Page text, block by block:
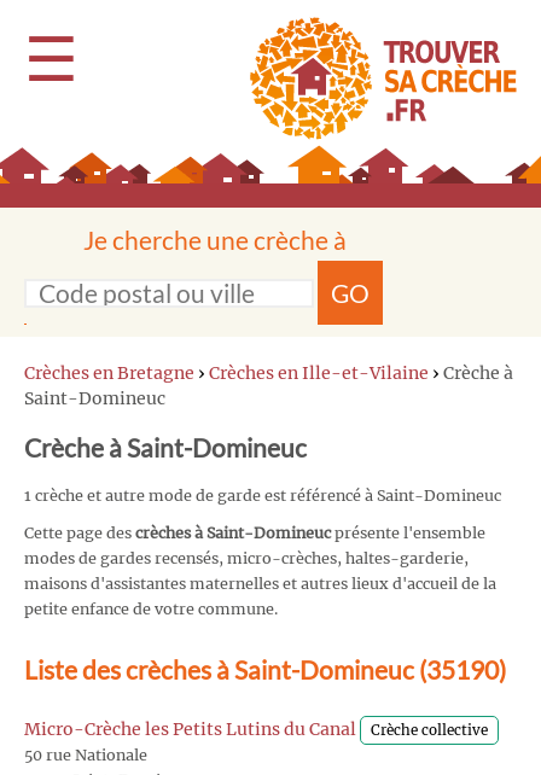
☰
Je cherche une crèche à
GO
Crèches en Bretagne › Crèches en Ille-et-Vilaine › Crèche à
Saint-Domineuc
Crèche à Saint-Domineuc
1 crèche et autre mode de garde est référencé à Saint-Domineuc
Cette page des crèches à Saint-Domineucprésente l'ensemble
modes de gardes recensés, micro-crèches, haltes-garderie,
maisons d'assistantes maternelles et autres lieux d'accueil de la
petite enfance de votre commune.
Liste des crèches à Saint-Domineuc (35190)
Micro-Crèche les Petits Lutins du Canal Crèche collective
50 rue Nationale